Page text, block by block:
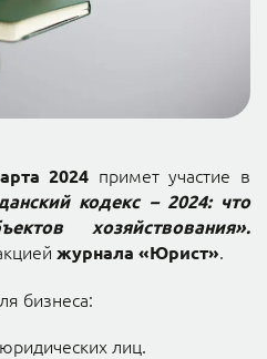
2024 примет участие в
кодекс – 2024: что
хозяйствования».
журнала «Юрист».
бизнеса:
лиц.